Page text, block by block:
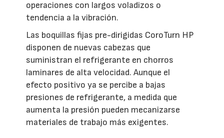
operaciones con largos voladizos o
tendencia a la vibración.
Las boquillas fijas pre-dirigidas CoroTurn HP
disponen de nuevas cabezas que
suministran el refrigerante en chorros
laminares de alta velocidad. Aunque el
efecto positivo ya se percibe a bajas
presiones de refrigerante, a medida que
aumenta la presión pueden mecanizarse
materiales de trabajo más exigentes.